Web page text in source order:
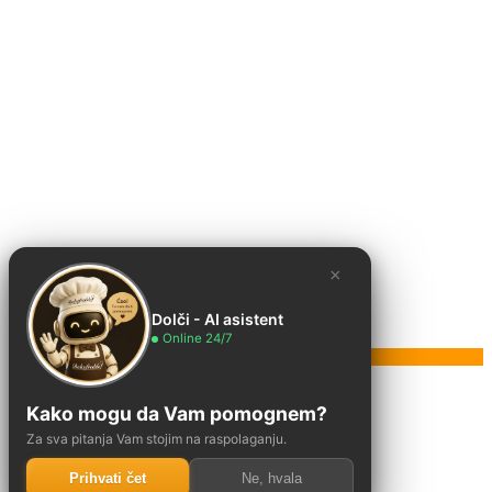
×
Dolči - AI asistent
Online 24/7
Kako mogu da Vam pomognem?
Za sva pitanja Vam stojim na raspolaganju.
Prihvati čet Ne, hvala